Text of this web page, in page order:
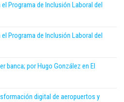
Programa de Inclusión Laboral del
Programa de Inclusión Laboral del
banca; por Hugo González en El
digital de aeropuertos y